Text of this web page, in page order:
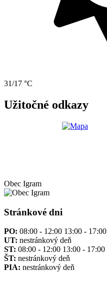
31/17 °C
Užitočné odkazy
Obec Igram
Stránkové dni
PO: 08:00 - 12:00 13:00 - 17:00
UT: nestránkový deň
ST: 08:00 - 12:00 13:00 - 17:00
ŠT: nestránkový deň
PIA: nestránkový deň